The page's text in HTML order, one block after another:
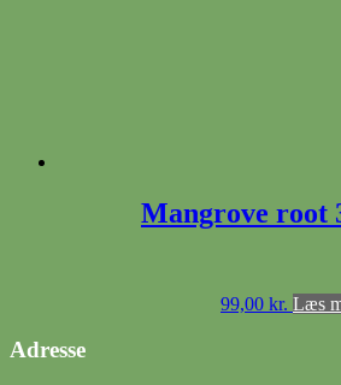
Mangrove root
99,00 kr. Læs
Adresse